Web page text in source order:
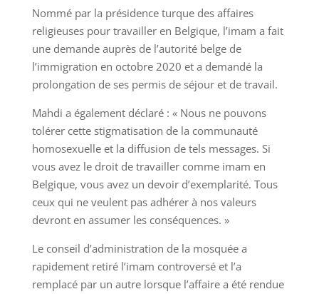
Nommé par la présidence turque des affaires
religieuses pour travailler en Belgique, l’imam a fait
une demande auprès de l’autorité belge de
l’immigration en octobre 2020 et a demandé la
prolongation de ses permis de séjour et de travail.
Mahdi a également déclaré : « Nous ne pouvons
tolérer cette stigmatisation de la communauté
homosexuelle et la diffusion de tels messages. Si
vous avez le droit de travailler comme imam en
Belgique, vous avez un devoir d’exemplarité. Tous
ceux qui ne veulent pas adhérer à nos valeurs
devront en assumer les conséquences. »
Le conseil d’administration de la mosquée a
rapidement retiré l’imam controversé et l’a
remplacé par un autre lorsque l’affaire a été rendue